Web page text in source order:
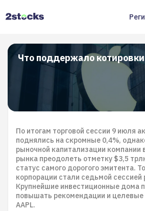
Что поддержало
По итогам торговой сессии 9 июля
поднялись на скромные 0,4%,
рыночной капитализации компании
рынка преодолеть отметку $3,5
статус самого дорогого эмитента.
корпорации стали седьмой сессией
Крупнейшие инвестиционные дома
повышать рекомендации и целевые
AAPL.